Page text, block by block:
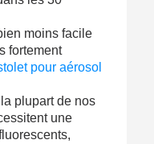
moins facile
fortement
pour aérosol
la plupart de nos
une